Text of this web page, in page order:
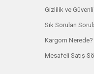
Click
Gizlilik ve
Sık Sorulan
Kargom Nerede?
Mesafeli Satış